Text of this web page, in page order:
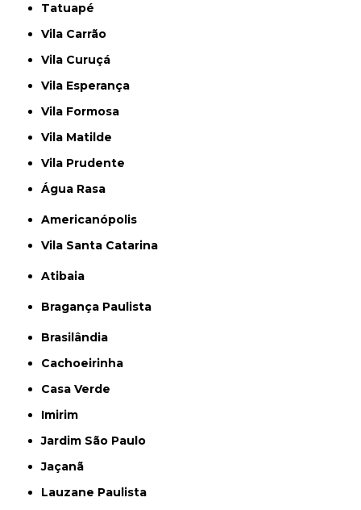
Tatuapé
Vila Carrão
Vila Curuçá
Vila Esperança
Vila Formosa
Vila Matilde
Vila Prudente
Água Rasa
Americanópolis
Vila Santa Catarina
Atibaia
Bragança Paulista
Brasilândia
Cachoeirinha
Casa Verde
Imirim
Jardim São Paulo
Jaçanã
Lauzane Paulista